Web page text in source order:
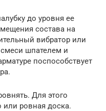
до уровня ее
состава на
вибратор или
шпателем и
поспособствует
Для этого
ровная доска.